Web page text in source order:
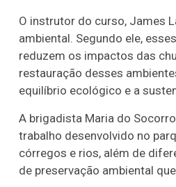
O instrutor do curso, James
ambiental. Segundo ele,
reduzem os impactos das
restauração desses
equilíbrio ecológico e a
A brigadista Maria do
trabalho desenvolvido no
córregos e rios, além de
de preservação ambiental